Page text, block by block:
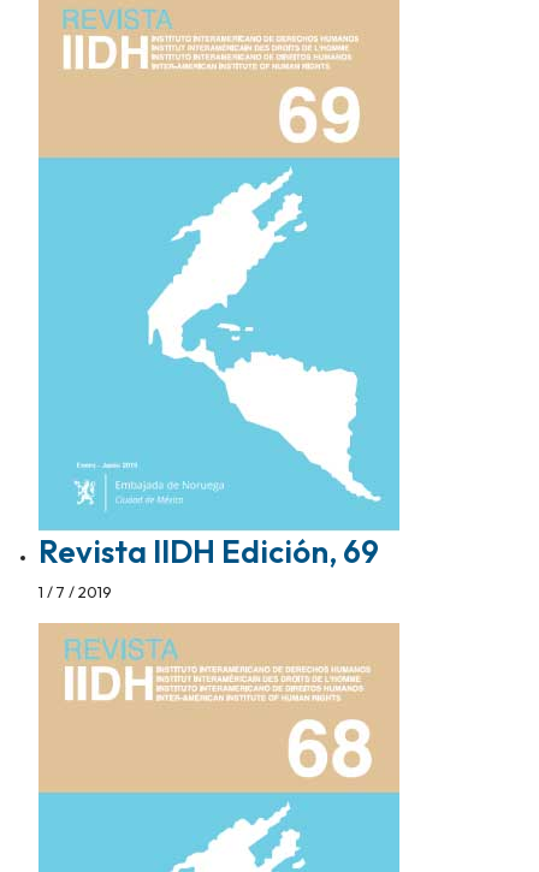
Revista IIDH Edición, 69
1 / 7 / 2019